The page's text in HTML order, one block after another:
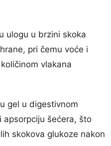
ulogu u brzini skoka
pri čemu voće i
vlakana
gel u digestivnom
apsorpciju šećera, što
skokova glukoze nakon